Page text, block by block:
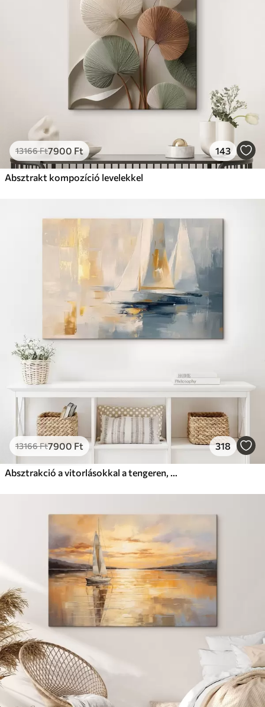
13166Ft7900 Ft 143
Absztrakt kompozíció levelekkel
13166Ft7900 Ft 318
Absztrakció a vitorlásokkal a tengeren, akril stílusban, naplemente